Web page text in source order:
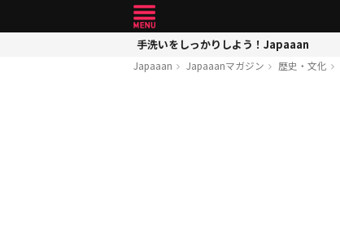
手洗いをしっかりしよう！Japaaan
Japaaan Japaaanマガジン 歴史・文化